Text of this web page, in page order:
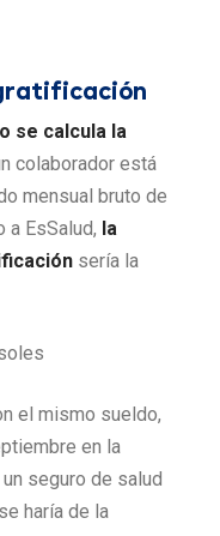
se calcula la
colaborador está
mensual bruto de
EsSalud, la
sería la
el mismo sueldo,
en la
seguro de salud
haría de la